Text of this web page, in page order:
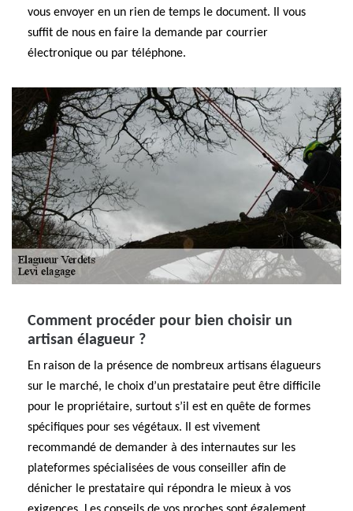
vous envoyer en un rien de temps le document. Il vous
suffit de nous en faire la demande par courrier
électronique ou par téléphone.
Comment procéder pour bien choisir un
artisan élagueur ?
En raison de la présence de nombreux artisans élagueurs
sur le marché, le choix d’un prestataire peut être difficile
pour le propriétaire, surtout s’il est en quête de formes
spécifiques pour ses végétaux. Il est vivement
recommandé de demander à des internautes sur les
plateformes spécialisées de vous conseiller afin de
dénicher le prestataire qui répondra le mieux à vos